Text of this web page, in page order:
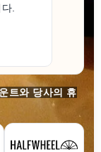
.
트와 당사의 휴